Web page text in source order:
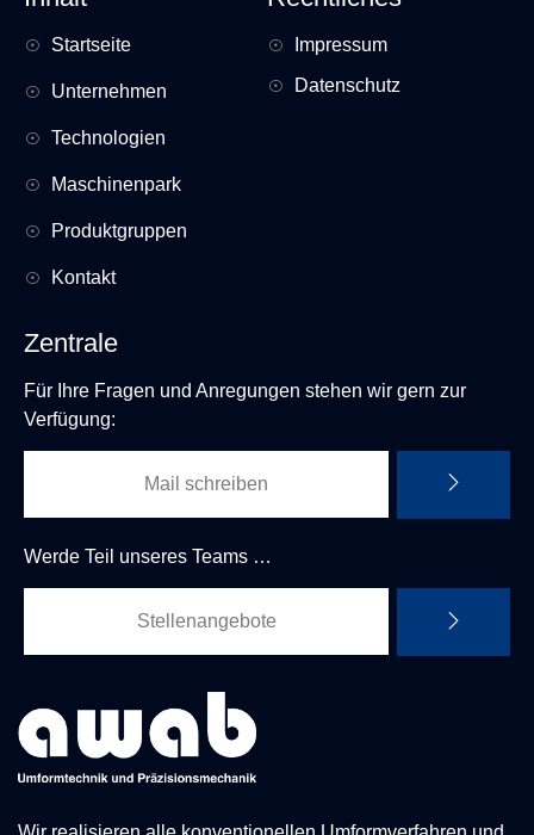
Startseite
Unternehmen
Technologien
Maschinenpark
Produktgruppen
Kontakt
Impressum
Datenschutz
Zentrale
Für Ihre Fragen und Anregungen stehen wir gern zur
Verfügung:
Mail schreiben
Werde Teil unseres Teams …
Stellenangebote